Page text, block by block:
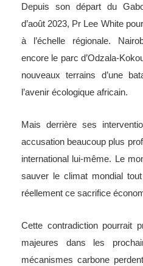
Depuis son départ du
d’août 2023, Pr Lee White
à l’échelle régionale.
encore le parc d’Odzala-
nouveaux terrains d’une
l’avenir écologique africain.
Mais derrière ses
accusation beaucoup plus
international lui-même. Le
sauver le climat mondial
réellement ce sacrifice
Cette contradiction pourrait
majeures dans les
mécanismes carbone